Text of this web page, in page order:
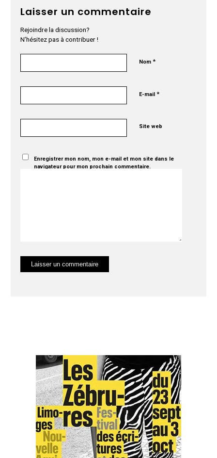
Laisser un commentaire
Rejoindre la discussion?
N’hésitez pas à contribuer !
Nom*
E-mail*
Site web
Enregistrer mon nom, mon e-mail et mon site dans le
navigateur pour mon prochain commentaire.